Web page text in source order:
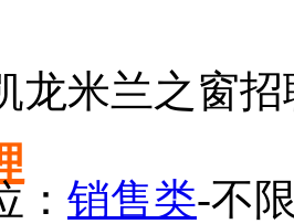
龙米兰之窗
销售类-不